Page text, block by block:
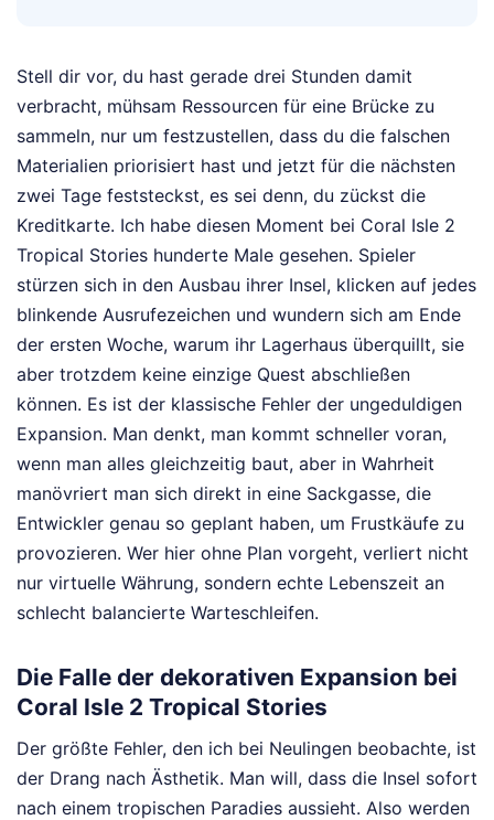
Stell dir vor, du hast gerade drei Stunden damit
verbracht, mühsam Ressourcen für eine Brücke zu
sammeln, nur um festzustellen, dass du die falschen
Materialien priorisiert hast und jetzt für die nächsten
zwei Tage feststeckst, es sei denn, du zückst die
Kreditkarte. Ich habe diesen Moment bei Coral Isle 2
Tropical Stories hunderte Male gesehen. Spieler
stürzen sich in den Ausbau ihrer Insel, klicken auf jedes
blinkende Ausrufezeichen und wundern sich am Ende
der ersten Woche, warum ihr Lagerhaus überquillt, sie
aber trotzdem keine einzige Quest abschließen
können. Es ist der klassische Fehler der ungeduldigen
Expansion. Man denkt, man kommt schneller voran,
wenn man alles gleichzeitig baut, aber in Wahrheit
manövriert man sich direkt in eine Sackgasse, die
Entwickler genau so geplant haben, um Frustkäufe zu
provozieren. Wer hier ohne Plan vorgeht, verliert nicht
nur virtuelle Währung, sondern echte Lebenszeit an
schlecht balancierte Warteschleifen.
Die Falle der dekorativen Expansion bei
Coral Isle 2 Tropical Stories
Der größte Fehler, den ich bei Neulingen beobachte, ist
der Drang nach Ästhetik. Man will, dass die Insel sofort
nach einem tropischen Paradies aussieht. Also werden